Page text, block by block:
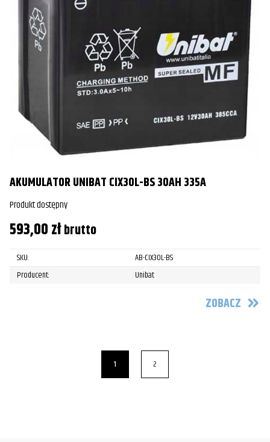
AKUMULATOR UNIBAT CIX30L-BS 30AH 335A
Produkt dostępny
593,00złbrutto
SKU:
AB-CIX30L-BS
Producent:
Unibat
ZOBACZ
1 2